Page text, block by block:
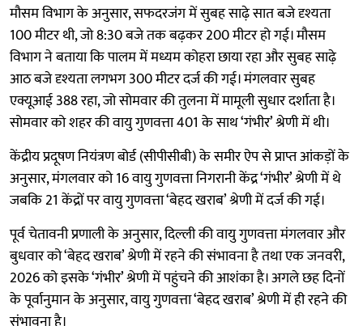
मौसम विभाग के अनुसार, सफदरजंग में सुबह साढ़े सात बजे दृश्यता
100 मीटर थी, जो 8:30 बजे तक बढ़कर 200 मीटर हो गई। मौसम
विभाग ने बताया कि पालम में मध्यम कोहरा छाया रहा और सुबह साढ़े
आठ बजे दृश्यता लगभग 300 मीटर दर्ज की गई। मंगलवार सुबह
एक्यूआई 388 रहा, जो सोमवार की तुलना में मामूली सुधार दर्शाता है।
सोमवार को शहर की वायु गुणवत्ता 401 के साथ ‘गंभीर’ श्रेणी में थी।
केंद्रीय प्रदूषण नियंत्रण बोर्ड (सीपीसीबी) के समीर ऐप से प्राप्त आंकड़ों के
अनुसार, मंगलवार को 16 वायु गुणवत्ता निगरानी केंद्र ‘गंभीर’ श्रेणी में थे
जबकि 21 केंद्रों पर वायु गुणवत्ता ‘बेहद खराब’ श्रेणी में दर्ज की गई।
पूर्व चेतावनी प्रणाली के अनुसार, दिल्ली की वायु गुणवत्ता मंगलवार और
बुधवार को ‘बेहद खराब’ श्रेणी में रहने की संभावना है तथा एक जनवरी,
2026 को इसके ‘गंभीर’ श्रेणी में पहुंचने की आशंका है। अगले छह दिनों
के पूर्वानुमान के अनुसार, वायु गुणवत्ता ‘बेहद खराब’ श्रेणी में ही रहने की